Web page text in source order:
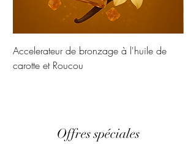
Accelerateur de bronzage à l'huile de
carotte et Roucou
Offres spéciales